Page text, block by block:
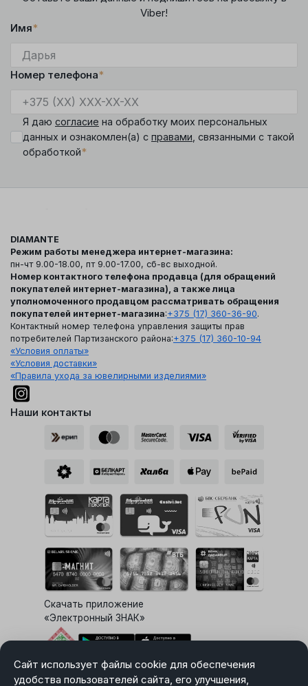
Сайт использует файлы cookie для обеспечения
удобства пользователей сайта, его улучшения,
Viber!
Имя*
Номер телефона*
Я даю согласие на обработку моих персональных
данных и ознакомлен(а) с правами , связанными с такой
обработкой*
DIAMANTE
Режим работы менеджера интернет-магазина:
пн-чт 9.00-18.00, пт 9.00-17.00, сб-вс выходной.
Номер контактного телефона продавца (для обращений
покупателей интернет-магазина), а также лица
уполномоченного продавцом рассматривать обращения
покупателей интернет-магазина:+375 (17) 360-36-90.
Контактный номер телефона управления защиты прав
потребителей Партизанского района:+375 (17) 360-10-94
«Условия оплаты»
«Условия доставки»
«Правила ухода за ювелирными изделиями»
Наши контакты
Скачать приложение
«Электронный ЗНАК»
Выбор настроек Cookie